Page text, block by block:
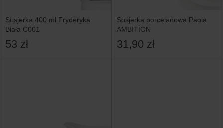
Sosjerka 400 ml Fryderyka
Biała C001
53 zł
Sosjerka porcelanowa Paola
AMBITION
31,90 zł